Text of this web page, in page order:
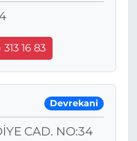
16 83
Devrekani
CAD. NO:34